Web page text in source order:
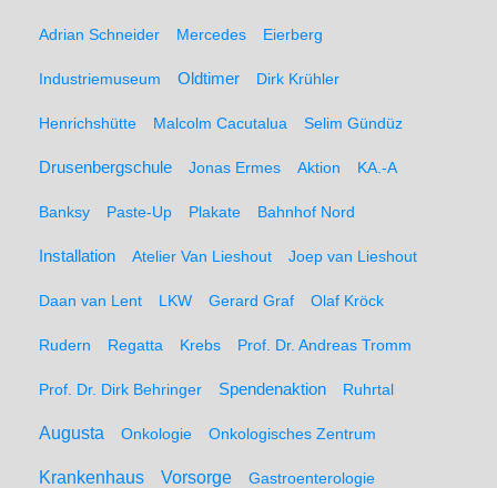
Adrian Schneider Mercedes Eierberg
Industriemuseum Oldtimer Dirk Krühler
Henrichshütte Malcolm Cacutalua Selim Gündüz
Drusenbergschule Jonas Ermes Aktion KA.-A
Banksy Paste-Up Plakate Bahnhof Nord
Installation Atelier Van Lieshout Joep van Lieshout
Daan van Lent LKW Gerard Graf Olaf Kröck
Rudern Regatta Krebs Prof. Dr. Andreas Tromm
Prof. Dr. Dirk Behringer Spendenaktion Ruhrtal
Augusta Onkologie Onkologisches Zentrum
Krankenhaus Vorsorge Gastroenterologie